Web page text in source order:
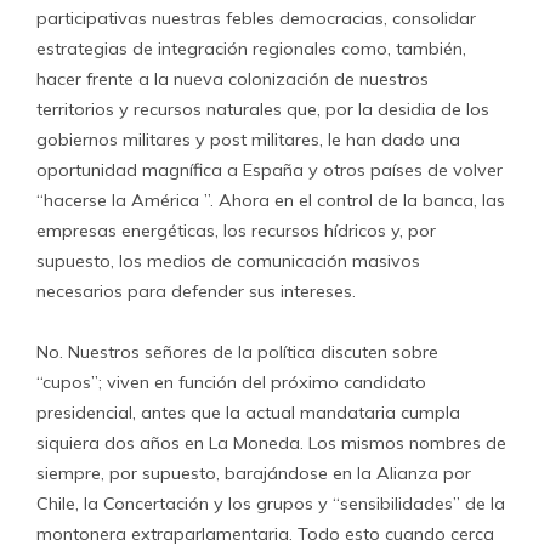
participativas nuestras febles democracias, consolidar
estrategias de integración regionales como, también,
hacer frente a la nueva colonización de nuestros
territorios y recursos naturales que, por la desidia de los
gobiernos militares y post militares, le han dado una
oportunidad magnífica a España y otros países de volver
“hacerse la América ”. Ahora en el control de la banca, las
empresas energéticas, los recursos hídricos y, por
supuesto, los medios de comunicación masivos
necesarios para defender sus intereses.
No. Nuestros señores de la política discuten sobre
“cupos”; viven en función del próximo candidato
presidencial, antes que la actual mandataria cumpla
siquiera dos años en La Moneda. Los mismos nombres de
siempre, por supuesto, barajándose en la Alianza por
Chile, la Concertación y los grupos y “sensibilidades” de la
montonera extraparlamentaria. Todo esto cuando cerca